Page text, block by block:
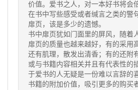
价值。爱书之人，对一本好书将会
在书中写些感受或者缄言之类的警
扉页，该是多少的遗憾。
书中扉页犹如门面里的屏风，随着
扉页的质量也越来越好，有的采用
还有肌理，散发出清香；有的还附
或与书籍内容相关并且有代表性的
于爱书的人无疑是一份难以言辞的
书籍的附加价值，吸引更多的购买